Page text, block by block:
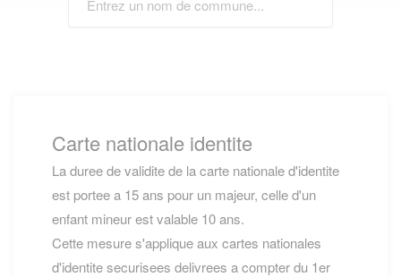
Carte nationale identite
La duree de validite de la carte nationale d'identite
est portee a 15 ans pour un majeur, celle d'un
enfant mineur est valable 10 ans.
Cette mesure s'applique aux cartes nationales
d'identite securisees delivrees a compter du 1er